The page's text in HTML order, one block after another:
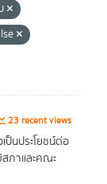
23 recent views
ป็นประโยชน์ต่อ
ภาและคณะ